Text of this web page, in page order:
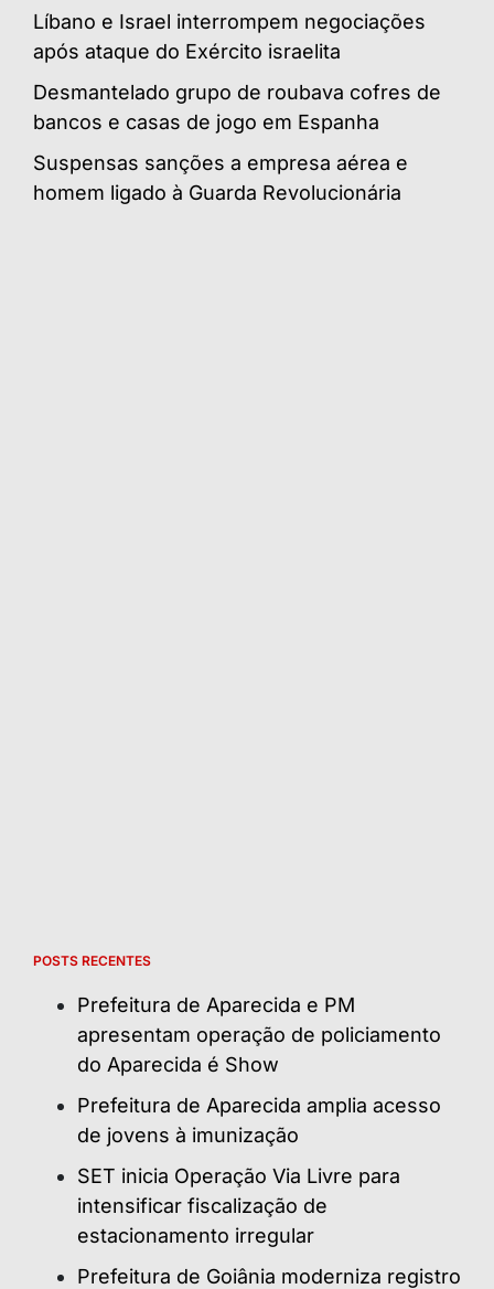
Líbano e Israel interrompem negociações
após ataque do Exército israelita
Desmantelado grupo de roubava cofres de
bancos e casas de jogo em Espanha
Suspensas sanções a empresa aérea e
homem ligado à Guarda Revolucionária
POSTS RECENTES
Prefeitura de Aparecida e PM
apresentam operação de policiamento
do Aparecida é Show
Prefeitura de Aparecida amplia acesso
de jovens à imunização
SET inicia Operação Via Livre para
intensificar fiscalização de
estacionamento irregular
Prefeitura de Goiânia moderniza registro